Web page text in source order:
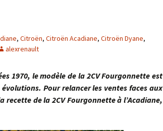
, Citroën, Citroën Acadiane, Citroën Dyane,
alexrenault
le modèle de la 2CV Fourgonnette est
Pour relancer les ventes faces aux
recette de la 2CV Fourgonnette à l’Acadiane,